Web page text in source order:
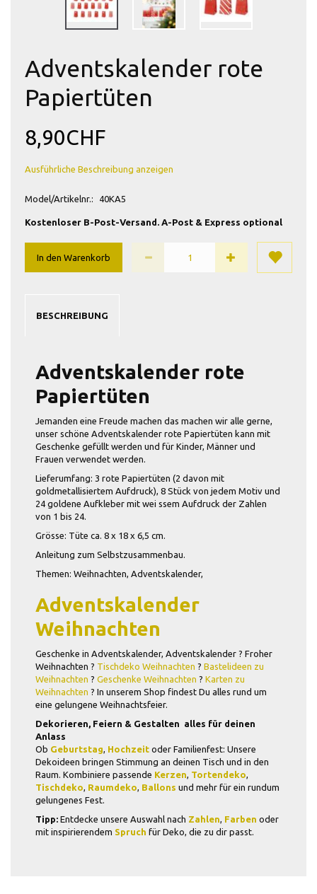
Adventskalender rote
Papiertüten
8,90CHF
Ausführliche Beschreibung anzeigen
Model/Artikelnr.: 40KA5
Kostenloser B-Post-Versand. A-Post & Express optional
In den Warenkorb
BESCHREIBUNG
Adventskalender rote
Papiertüten
Jemanden eine Freude machen das machen wir alle gerne,
unser schöne Adventskalender rote Papiertüten kann mit
Geschenke gefüllt werden und für Kinder, Männer und
Frauen verwendet werden.
Lieferumfang: 3 rote Papiertüten (2 davon mit
goldmetallisiertem Aufdruck), 8 Stück von jedem Motiv und
24 goldene Aufkleber mit wei ssem Aufdruck der Zahlen
von 1 bis 24.
Grösse: Tüte ca. 8 x 18 x 6,5 cm.
Anleitung zum Selbstzusammenbau.
Themen: Weihnachten, Adventskalender,
Adventskalender
Weihnachten
Geschenke in Adventskalender, Adventskalender ? Froher
Weihnachten ? Tischdeko Weihnachten ? Bastelideen zu
Weihnachten ? Geschenke Weihnachten ? Karten zu
Weihnachten ? In unserem Shop findest Du alles rund um
eine gelungene Weihnachtsfeier.
Dekorieren, Feiern & Gestalten  alles für deinen
Anlass
Ob Geburtstag, Hochzeit oder Familienfest: Unsere
Dekoideen bringen Stimmung an deinen Tisch und in den
Raum. Kombiniere passende Kerzen, Tortendeko,
Tischdeko, Raumdeko, Ballons und mehr für ein rundum
gelungenes Fest.
Tipp: Entdecke unsere Auswahl nach Zahlen, Farben oder
mit inspirierendem Spruch für Deko, die zu dir passt.